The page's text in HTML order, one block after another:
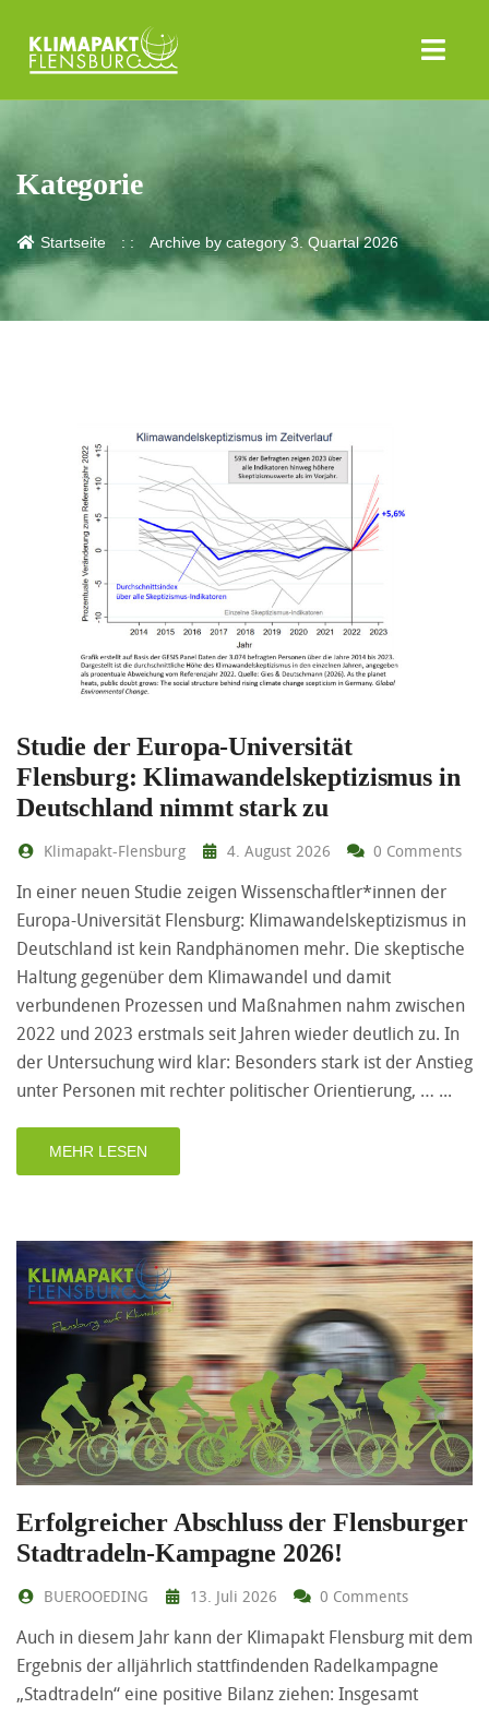
Kategorie
Startseite Archive by category 3. Quartal 2026
Studie der Europa-Universität
Flensburg: Klimawandelskeptizismus in
Deutschland nimmt stark zu
Klimapakt-Flensburg 4. August 2026 0 Comments
In einer neuen Studie zeigen Wissenschaftler*innen der
Europa-Universität Flensburg: Klimawandelskeptizismus in
Deutschland ist kein Randphänomen mehr. Die skeptische
Haltung gegenüber dem Klimawandel und damit
verbundenen Prozessen und Maßnahmen nahm zwischen
2022 und 2023 erstmals seit Jahren wieder deutlich zu. In
der Untersuchung wird klar: Besonders stark ist der Anstieg
unter Personen mit rechter politischer Orientierung, …
MEHR LESEN
Erfolgreicher Abschluss der Flensburger
Stadtradeln-Kampagne 2026!
BUEROOEDING 13. Juli 2026 0 Comments
Auch in diesem Jahr kann der Klimapakt Flensburg mit dem
Ergebnis der alljährlich stattfindenden Radelkampagne
„Stadtradeln“ eine positive Bilanz ziehen: Insgesamt